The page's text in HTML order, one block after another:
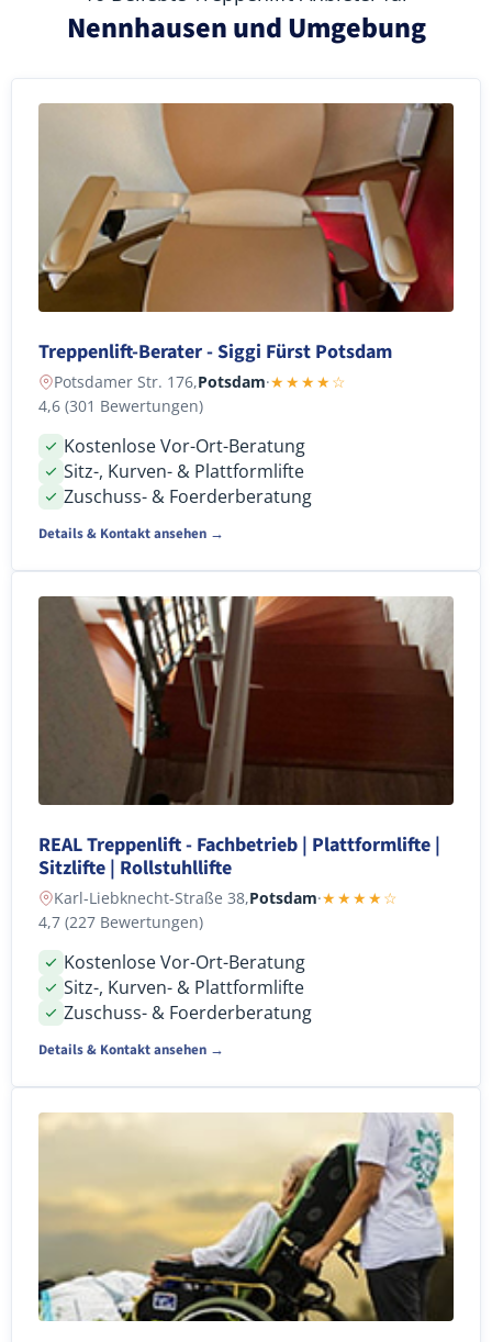
Nennhausen und Umgebung
Treppenlift-Berater - Siggi Fürst Potsdam
Potsdamer Str. 176,Potsdam·★★★★☆
4,6 (301 Bewertungen)
Kostenlose Vor-Ort-Beratung
Sitz-, Kurven- & Plattformlifte
Zuschuss- & Foerderberatung
Details & Kontakt ansehen →
REAL Treppenlift - Fachbetrieb | Plattformlifte |
Sitzlifte | Rollstuhllifte
Karl-Liebknecht-Straße 38,Potsdam·★★★★☆
4,7 (227 Bewertungen)
Kostenlose Vor-Ort-Beratung
Sitz-, Kurven- & Plattformlifte
Zuschuss- & Foerderberatung
Details & Kontakt ansehen →